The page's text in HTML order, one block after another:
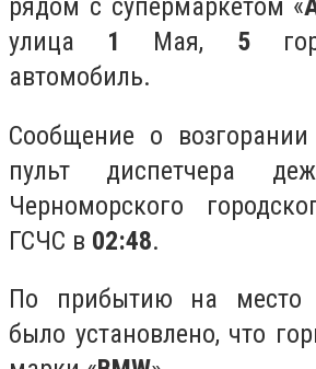
рядом с супермаркетом «
улица 1 Мая, 5
автомобиль.
Сообщение о
пульт диспетчера
Черноморского
ГСЧС в 02:48.
По прибытию на место
было установлено, что